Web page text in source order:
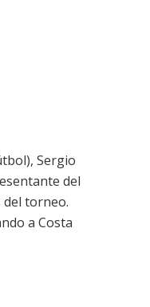
Sergio
del
torneo.
a Costa